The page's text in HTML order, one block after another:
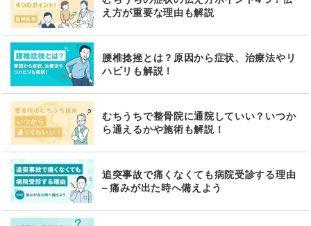
え方が重要な理由も解説
腰椎捻挫とは？原因から症状、治療法やリ
ハビリも解説！
むちうちで整骨院に通院していい？いつか
ら通えるかや施術も解説！
追突事故で痛くなくても病院受診する理由
– 痛みが出た時へ備えよう